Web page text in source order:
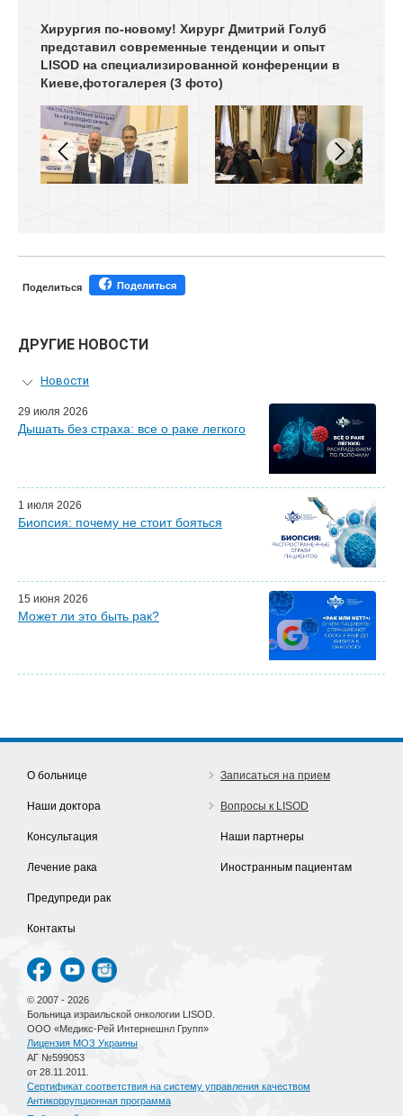
Хирургия по-новому! Хирург Дмитрий Голуб
представил современные тенденции и опыт
LISOD на специализированной конференции в
Киеве,фотогалерея (3 фото)
Поделиться Поделиться
ДРУГИЕ НОВОСТИ
Новости
Персональный гид
Мастер-классы для врачей
Наши партнеры
29 июля 2026
Дышать без страха: все о раке легкого
1 июля 2026
Биопсия: почему не стоит бояться
15 июня 2026
Может ли это быть рак?
О больнице
Наши доктора
Консультация
Лечение рака
Предупреди рак
Контакты
Записаться на прием
Вопросы к LISOD
Наши партнеры
Иностранным пациентам
© 2007 - 2026
Больница израильской онкологии LISOD.
ООО «Медикс-Рей Интернешнл Групп»
Лицензия МОЗ Украины
АГ №599053
от 28.11.2011.
Сертификат соответствия на систему управления качеством
Антикоррупционная программа